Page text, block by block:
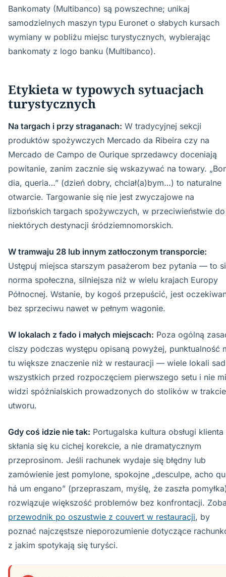
Bankomaty (Multibanco) są powszechne; unikaj
samodzielnych maszyn typu Euronet o słabych kursach
wymiany w pobliżu miejsc turystycznych, wybierając
bankomaty z logo banku (Multibanco).
Etykieta w typowych sytuacjach
turystycznych
Na targach i przy straganach: W tradycyjnej sekcji
produktów spożywczych Mercado da Ribeira czy na
Mercado de Campo de Ourique sprzedawcy doceniają
powitanie, zanim zacznie się wskazywać na towary.
dia, queria…” (dzień dobry, chciał(a)bym…) to naturalne
otwarcie. Targowanie się nie jest zwyczajowe na
lizbońskich targach spożywczych, w przeciwieństwie do
niektórych destynacji śródziemnomorskich.
W tramwaju 28 lub innym zatłoczonym transporcie:
Ustępuj miejsca starszym pasażerom bez pytania — to
norma społeczna, silniejsza niż w wielu krajach Europy
Północnej. Wstanie, by kogoś przepuścić, jest
bez sprzeciwu nawet w pełnym wagonie.
W lokalach z fado i małych miejscach: Poza ogólną
ciszy podczas występu opisaną powyżej, punktualność
tu większe znaczenie niż w restauracji — wiele lokali
wszystkich przed rozpoczęciem pierwszego setu i nie
widzi spóźnialskich prowadzonych do stolików w trakcie
utworu.
Gdy coś idzie nie tak: Portugalska kultura obsługi klienta
skłania się ku cichej korekcie, a nie dramatycznym
przeprosinom. Jeśli rachunek wydaje się błędny lub
zamówienie jest pomylone, spokojne „desculpe, acho
há um engano” (przepraszam, myślę, że zaszła
rozwiązuje większość problemów bez konfrontacji.
przewodnik po oszustwie z couvert w restauracji, by
poznać najczęstsze nieporozumienie dotyczące
z jakim spotykają się turyści.